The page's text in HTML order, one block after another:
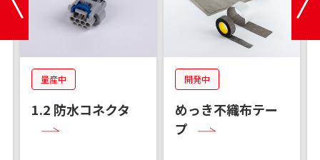
量産中
1.2 防水コネクタ
開発中
めっき不織布テー
プ